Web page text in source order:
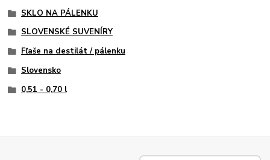
SKLO NA PÁLENKU
SLOVENSKÉ SUVENÍRY
Fľaše na destilát / pálenku
Slovensko
0,51 - 0,70 l